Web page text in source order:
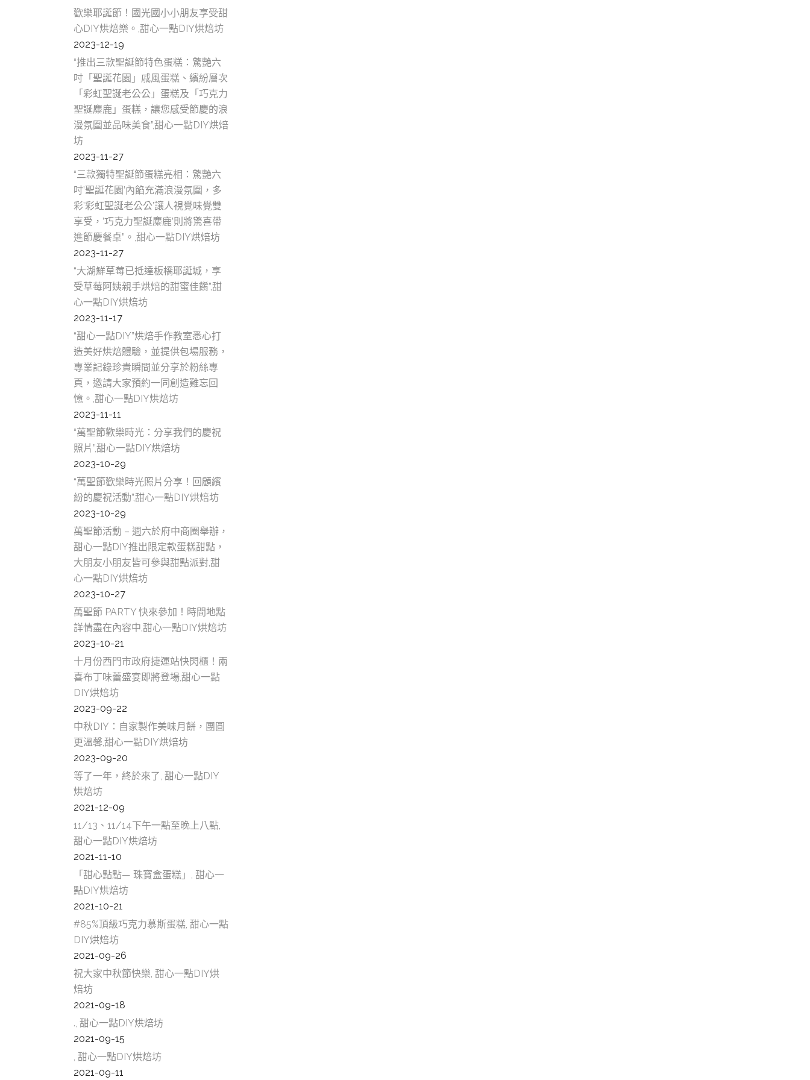
歡樂耶誕節！國光國小小朋友享受甜
心DIY烘焙樂。,甜心一點DIY烘焙坊
2023-12-19
“推出三款聖誕節特色蛋糕：驚艷六
吋「聖誕花園」戚風蛋糕、繽紛層次
「彩虹聖誕老公公」蛋糕及「巧克力
聖誕麋鹿」蛋糕，讓您感受節慶的浪
漫氛圍並品味美食”,甜心一點DIY烘焙
坊
2023-11-27
“三款獨特聖誕節蛋糕亮相：驚艷六
吋’聖誕花園’內餡充滿浪漫氛圍，多
彩’彩虹聖誕老公公’讓人視覺味覺雙
享受，’巧克力聖誕麋鹿’則將驚喜帶
進節慶餐桌”。,甜心一點DIY烘焙坊
2023-11-27
“大湖鮮草莓已抵達板橋耶誕城，享
受草莓阿姨親手烘焙的甜蜜佳餚”,甜
心一點DIY烘焙坊
2023-11-17
“甜心一點DIY”烘焙手作教室悉心打
造美好烘焙體驗，並提供包場服務，
專業記錄珍貴瞬間並分享於粉絲專
頁，邀請大家預約一同創造難忘回
憶。,甜心一點DIY烘焙坊
2023-11-11
“萬聖節歡樂時光：分享我們的慶祝
照片”,甜心一點DIY烘焙坊
2023-10-29
“萬聖節歡樂時光照片分享！回顧繽
紛的慶祝活動”,甜心一點DIY烘焙坊
2023-10-29
萬聖節活動 – 週六於府中商圈舉辦，
甜心一點DIY推出限定款蛋糕甜點，
大朋友小朋友皆可參與甜點派對,甜
心一點DIY烘焙坊
2023-10-27
萬聖節 PARTY 快來參加！時間地點
詳情盡在內容中,甜心一點DIY烘焙坊
2023-10-21
十月份西門市政府捷運站快閃櫃！兩
喜布丁味蕾盛宴即將登場,甜心一點
DIY烘焙坊
2023-09-22
中秋DIY：自家製作美味月餅，團圓
更溫馨,甜心一點DIY烘焙坊
2023-09-20
等了一年，終於來了, 甜心一點DIY
烘焙坊
2021-12-09
11/13、11/14下午一點至晚上八點,
甜心一點DIY烘焙坊
2021-11-10
「甜心點點— 珠寶盒蛋糕」, 甜心一
點DIY烘焙坊
2021-10-21
#85%頂級巧克力慕斯蛋糕, 甜心一點
DIY烘焙坊
2021-09-26
祝大家中秋節快樂, 甜心一點DIY烘
焙坊
2021-09-18
., 甜心一點DIY烘焙坊
2021-09-15
, 甜心一點DIY烘焙坊
2021-09-11